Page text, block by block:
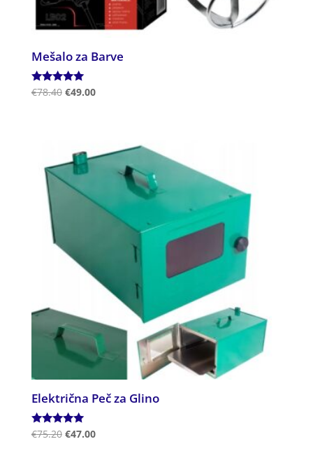
Mešalo za Barve
Ocenjeno
€78.40 €49.00
Električna Peč za Glino
Ocenjeno
€75.20 €47.00